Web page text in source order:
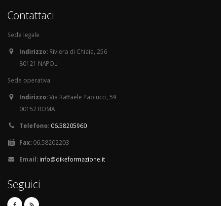
Contattaci
Sede legale
Indirizzo: Riviera di Chiaia, 256
80121 NAPOLI
Sede operativa
Indirizzo:Via Raffaele Paolucci, 59
00152 ROMA
Telefono: 06.58205960
Fax: 06.58202203
Email: info@dikeformazione.it
Seguici